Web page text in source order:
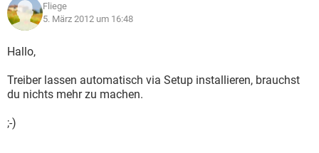
Fliege
5. März 2012 um 16:48
Hallo,
Treiber lassen automatisch via Setup installieren, brauchst
du nichts mehr zu machen.
;-)